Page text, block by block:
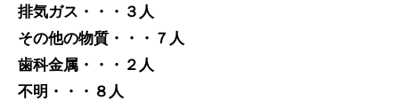
排気ガス・・・３人
その他の物質・・・７人
歯科金属・・・２人
不明・・・８人